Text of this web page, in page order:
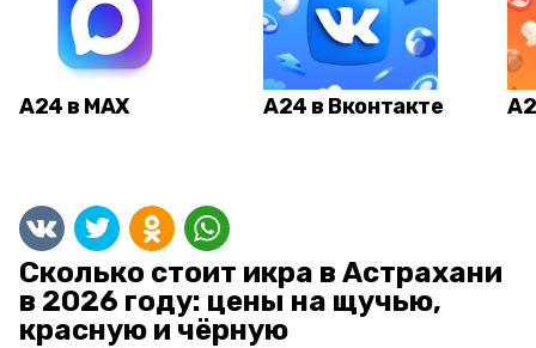
А24 в MAX А24 в Вконтакте
Сколько стоит икра в Астрахани
в 2026 году: цены на щучью,
красную и чёрную